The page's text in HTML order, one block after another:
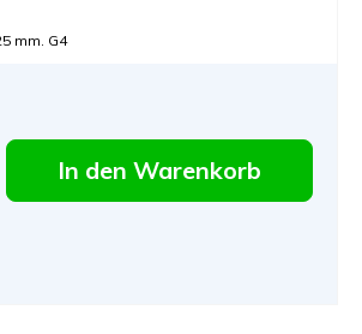
mm. G4
In den Warenkorb